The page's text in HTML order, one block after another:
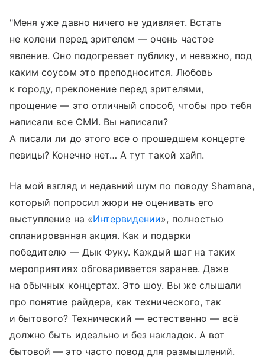
"Меня уже давно ничего не удивляет. Встать
не колени перед зрителем — очень частое
явление. Оно подогревает публику, и неважно, под
каким соусом это преподносится. Любовь
к городу, преклонение перед зрителями,
прощение — это отличный способ, чтобы про тебя
написали все СМИ. Вы написали?
А писали ли до этого все о прошедшем концерте
певицы? Конечно нет… А тут такой хайп.
На мой взгляд и недавний шум по поводу Shamanа,
который попросил жюри не оценивать его
выступление на «Интервидении», полностью
спланированная акция. Как и подарки
победителю — Дык Фуку. Каждый шаг на таких
мероприятиях обговаривается заранее. Даже
на обычных концертах. Это шоу. Вы же слышали
про понятие райдера, как технического, так
и бытового? Технический — естественно — всё
должно быть идеально и без накладок. А вот
бытовой — это часто повод для размышлений.